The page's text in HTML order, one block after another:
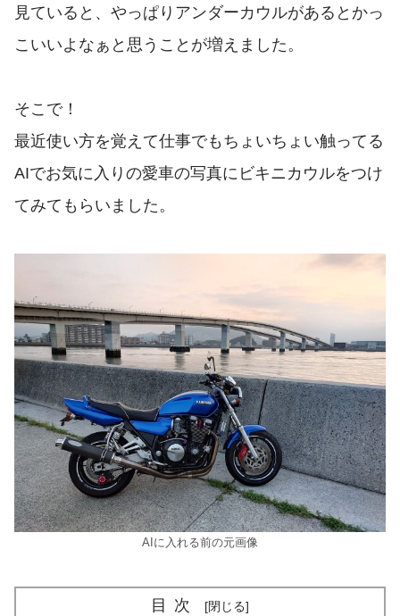
見ていると、やっぱりアンダーカウルがあるとかっ
こいいよなぁと思うことが増えました。
そこで！
最近使い方を覚えて仕事でもちょいちょい触ってる
AIでお気に入りの愛車の写真にビキニカウルをつけ
てみてもらいました。
AIに入れる前の元画像
目次